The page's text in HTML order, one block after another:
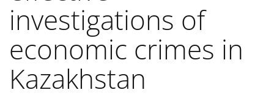
investigations of
economic crimes in
Kazakhstan